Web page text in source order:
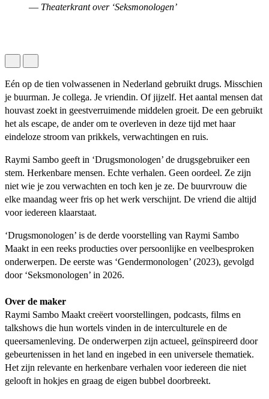
— Theaterkrant over ‘Seksmonologen’
Eén op de tien volwassenen in Nederland gebruikt drugs. Misschien
je buurman. Je collega. Je vriendin. Of jijzelf. Het aantal mensen dat
houvast zoekt in geestverruimende middelen groeit. De een gebruikt
het als escape, de ander om te overleven in deze tijd met haar
eindeloze stroom van prikkels, verwachtingen en ruis.
Raymi Sambo geeft in ‘Drugsmonologen’ de drugsgebruiker een
stem. Herkenbare mensen. Echte verhalen. Geen oordeel. Ze zijn
niet wie je zou verwachten en toch ken je ze. De buurvrouw die
elke maandag weer fris op het werk verschijnt. De vriend die altijd
voor iedereen klaarstaat.
‘Drugsmonologen’ is de derde voorstelling van Raymi Sambo
Maakt in een reeks producties over persoonlijke en veelbesproken
onderwerpen. De eerste was ‘Gendermonologen’ (2023), gevolgd
door ‘Seksmonologen’ in 2026.
Over de maker
Raymi Sambo Maakt creëert voorstellingen, podcasts, films en
talkshows die hun wortels vinden in de interculturele en de
queersamenleving. De onderwerpen zijn actueel, geïnspireerd door
gebeurtenissen in het land en ingebed in een universele thematiek.
Het zijn relevante en herkenbare verhalen voor iedereen die niet
gelooft in hokjes en graag de eigen bubbel doorbreekt.